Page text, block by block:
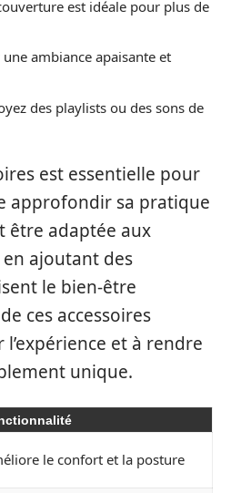
est idéale pour plus de
ambiance apaisante et
des playlists ou des sons de
est essentielle pour
approfondir sa pratique
être adaptée aux
ajoutant des
le bien-être
ces accessoires
et à rendre
unique.
le confort et la posture